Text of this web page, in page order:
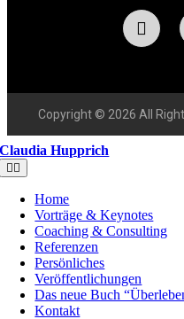
Copyright © 2026 All
Claudia Hupprich
Home
Vorträge & Keynotes
Coaching & Consulting
Referenzen
Persönliches
Veröffentlichungen
Das neue Buch
Kontakt